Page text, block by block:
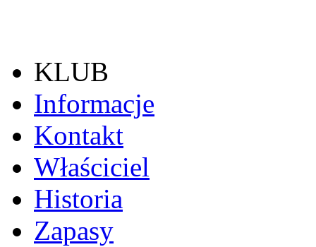
KLUB
Informacje
Kontakt
Właściciel
Historia
Zapasy